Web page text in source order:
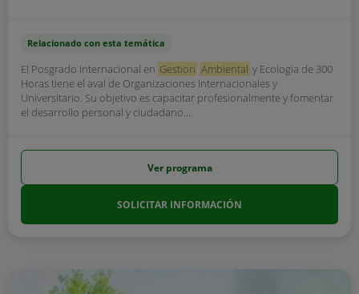
Relacionado con esta temática
El Posgrado Internacional en Gestion Ambiental y Ecologia de 300
Horas tiene el aval de Organizaciones Internacionales y
Universitario. Su objetivo es capacitar profesionalmente y fomentar
el desarrollo personal y ciudadano....
Ver programa
SOLICITAR INFORMACIÓN